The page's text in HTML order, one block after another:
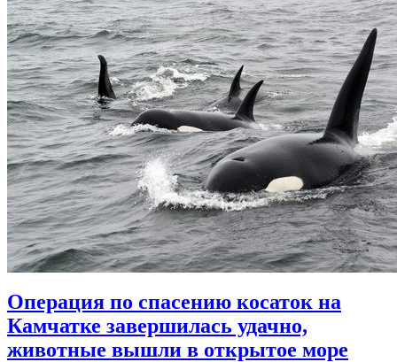
Операция по спасению косаток на
Камчатке завершилась удачно,
животные вышли в открытое море